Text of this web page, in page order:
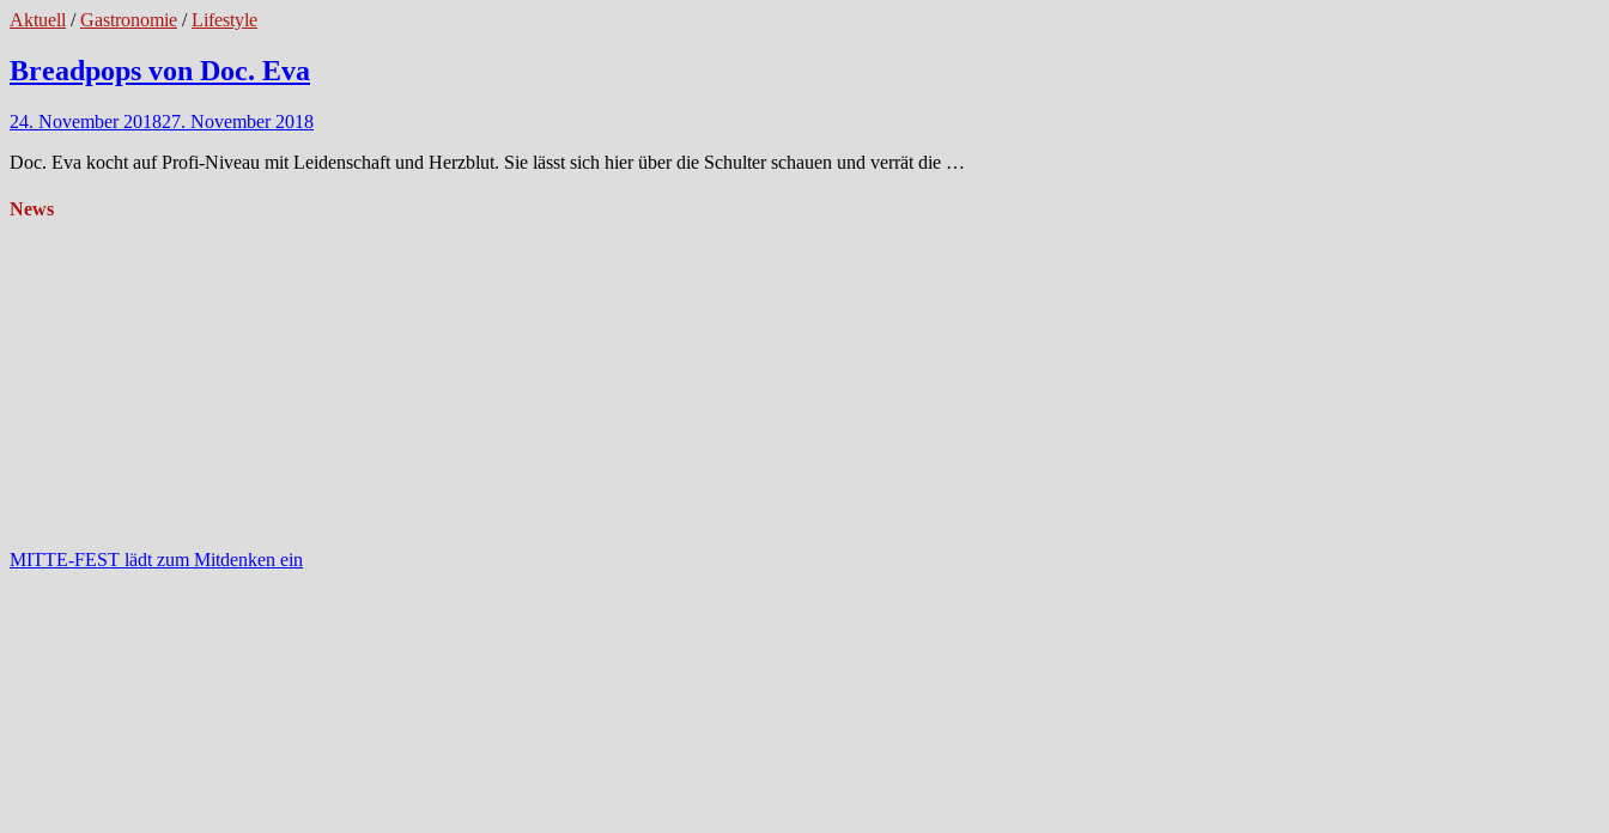
Aktuell /Gastronomie /Lifestyle
Breadpops von Doc. Eva
24. November 201827. November 2018
Doc. Eva kocht auf Profi-Niveau mit Leidenschaft und Herzblut. Sie lässt sich hier über die Schulter schauen und verrät die …
News
MITTE-FEST lädt zum Mitdenken ein